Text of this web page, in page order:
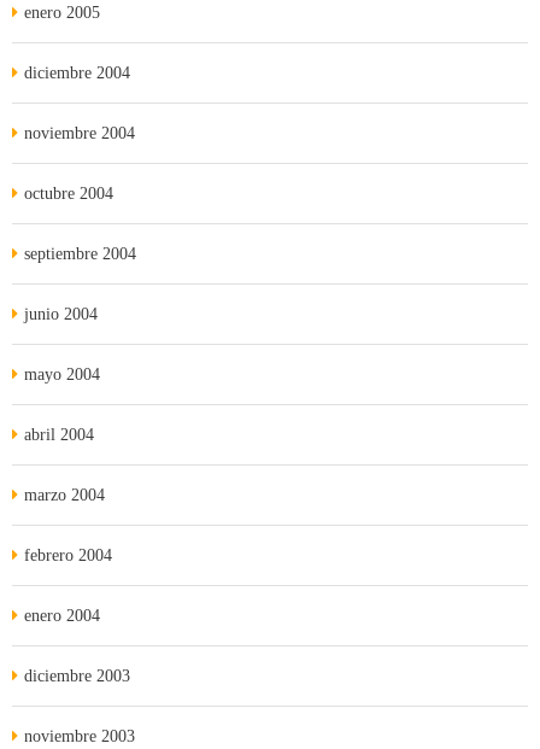
enero 2005
diciembre 2004
noviembre 2004
octubre 2004
septiembre 2004
junio 2004
mayo 2004
abril 2004
marzo 2004
febrero 2004
enero 2004
diciembre 2003
noviembre 2003